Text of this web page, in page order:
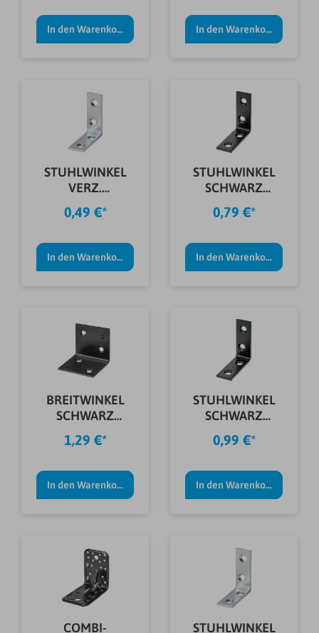
In den Warenkorb In den Warenkorb
STUHLWINKEL
VERZ.
40X40X15X2,0
MM
0,49 €*
In den Warenkorb
STUHLWINKEL
SCHWARZ
30X30X15X2,0
MM
0,79 €*
In den Warenkorb
BREITWINKEL
SCHWARZ
40X40X2,0 MM
1,29 €*
In den Warenkorb
STUHLWINKEL
SCHWARZ
50X50X15X2,0
MM
0,99 €*
In den Warenkorb
COMBI- STUHLWINKEL